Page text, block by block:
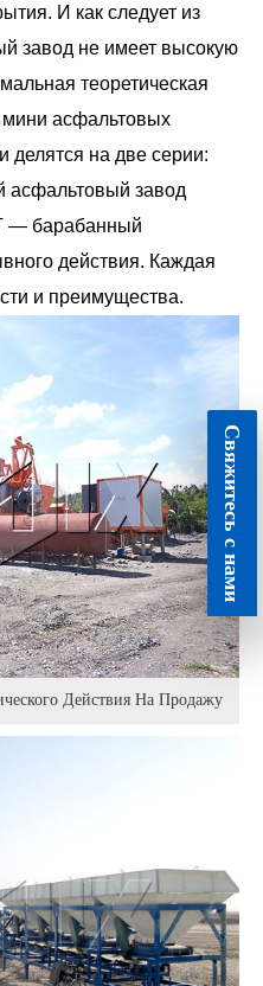
И как следует из
завод не имеет высокую
теоретическая
мини асфальтовых
делятся на две серии:
асфальтовый завод
— барабанный
действия. Каждая
и преимущества.
Действия На Продажу
Свяжитесь с нами